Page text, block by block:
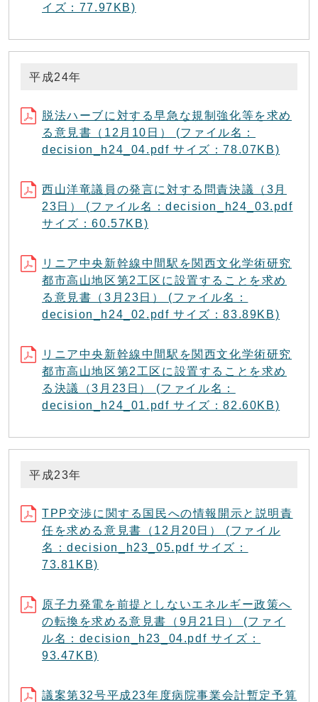
イズ：77.97KB)
平成24年
脱法ハーブに対する早急な規制強化等を求め
る意見書（12月10日） (ファイル名：
decision_h24_04.pdf サイズ：78.07KB)
西山洋竜議員の発言に対する問責決議（3月
23日） (ファイル名：decision_h24_03.pdf
サイズ：60.57KB)
リニア中央新幹線中間駅を関西文化学術研究
都市高山地区第2工区に設置することを求め
る意見書（3月23日） (ファイル名：
decision_h24_02.pdf サイズ：83.89KB)
リニア中央新幹線中間駅を関西文化学術研究
都市高山地区第2工区に設置することを求め
る決議（3月23日） (ファイル名：
decision_h24_01.pdf サイズ：82.60KB)
平成23年
TPP交渉に関する国民への情報開示と説明責
任を求める意見書（12月20日） (ファイル
名：decision_h23_05.pdf サイズ：
73.81KB)
原子力発電を前提としないエネルギー政策へ
の転換を求める意見書（9月21日） (ファイ
ル名：decision_h23_04.pdf サイズ：
93.47KB)
議案第32号平成23年度病院事業会計暫定予算